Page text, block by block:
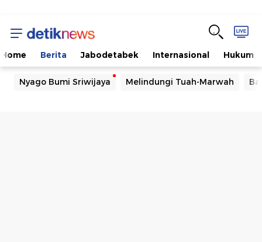
Home Berita Jabodetabek Internasional Hukum
Nyago Bumi Sriwijaya Melindungi Tuah-Marwah